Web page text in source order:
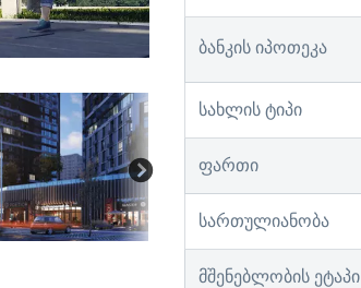
ბანკის იპოთეკა
სახლის ტიპი
ფართი
სართულიანობა
მშენებლობის ეტაპი